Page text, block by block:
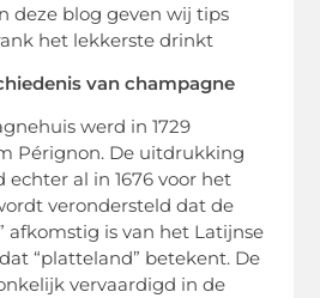
deze blog geven wij tips
het lekkerste drinkt
van champagne
werd in 1729
Pérignon. De uitdrukking
echter al in 1676 voor het
verondersteld dat de
afkomstig is van het Latijnse
“platteland” betekent. De
vervaardigd in de